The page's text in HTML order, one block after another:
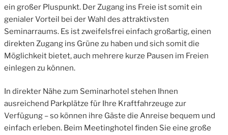
ein großer Pluspunkt. Der Zugang ins Freie ist somit ein
genialer Vorteil bei der Wahl des attraktivsten
Seminarraums. Es ist zweifelsfrei einfach großartig, einen
direkten Zugang ins Grüne zu haben und sich somit die
Möglichkeit bietet, auch mehrere kurze Pausen im Freien
einlegen zu können.
In direkter Nähe zum Seminarhotel stehen Ihnen
ausreichend Parkplätze für Ihre Kraftfahrzeuge zur
Verfügung – so können ihre Gäste die Anreise bequem und
einfach erleben. Beim Meetinghotel finden Sie eine große